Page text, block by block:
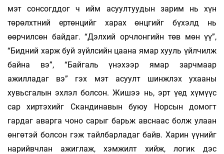
мэт сонсогддог ч ийм асуултуудын зарим нь хүн
төрөлхтний ертөнцийг харах өнцгийг бүхэлд нь
өөрчилсөн байдаг. “Дэлхий орчлонгийн төв мөн үү”,
“Бидний харж буй зүйлсийн цаана ямар хууль үйлчилж
байна вэ”, “Байгаль үнэхээр ямар зарчмаар
ажилладаг вэ” гэх мэт асуулт шинжлэх ухааны
хувьсгалын эхлэл болсон. Жишээ нь, эрт үед хүмүүс
сар хиртэхийг Скандинавын буюу Норсын домогт
гардаг аварга чоно сарыг барьж авснаас болж улаан
өнгөтэй болсон гэж тайлбарладаг байв. Харин үүнийг
нарийвчлан ажиглаж, хэмжилт хийж, логик дэс